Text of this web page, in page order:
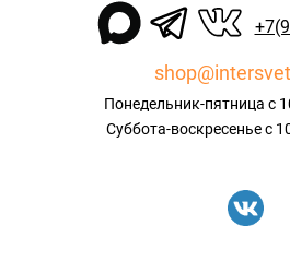
Понедельник-пятница с
Суббота-воскресенье с